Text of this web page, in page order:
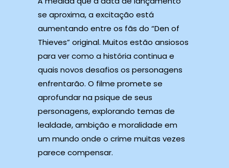
se aproxima, a excitação está
aumentando entre os fãs do “Den of
Thieves” original. Muitos estão ansiosos
para ver como a história continua e
quais novos desafios os personagens
enfrentarão. O filme promete se
aprofundar na psique de seus
personagens, explorando temas de
lealdade, ambição e moralidade em
um mundo onde o crime muitas vezes
parece compensar.